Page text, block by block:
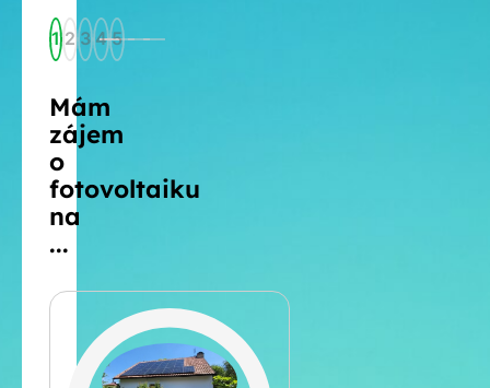
1 2 3 4 5
Mám
zájem
o
fotovoltaiku
na
...